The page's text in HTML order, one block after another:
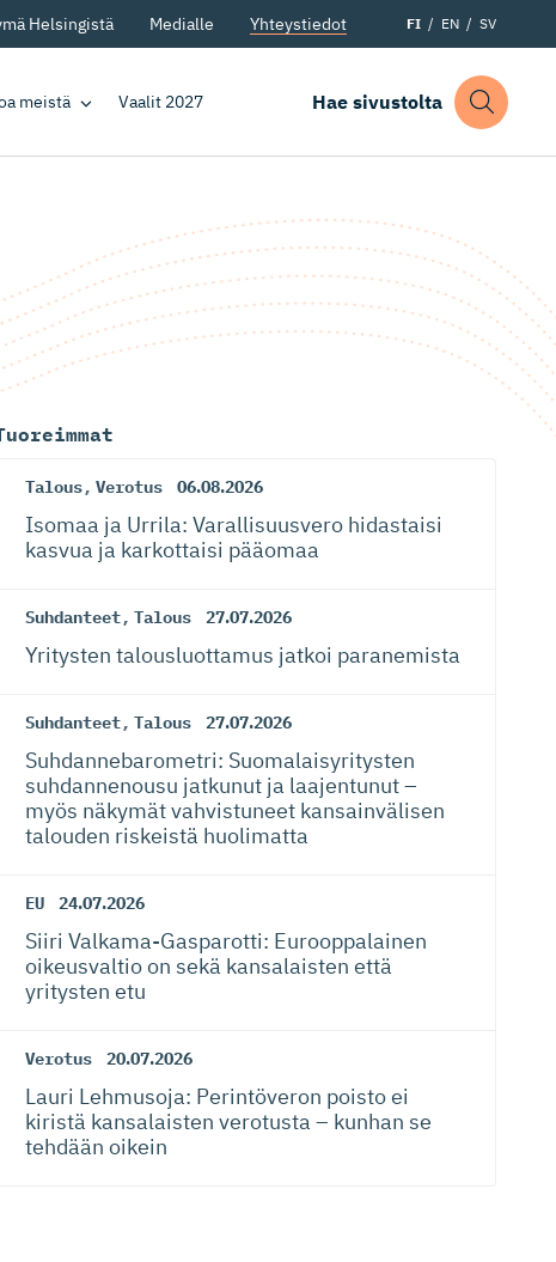
Helsingistä Medialle Yhteystiedot FI EN SV
meistä Vaalit 2027 Hae sivustolta
Talous, Verotus 06.08.2026
Isomaa ja Urrila: Varallisuusvero hidastaisi
kasvua ja karkottaisi pääomaa
Suhdanteet, Talous 27.07.2026
Yritysten talousluottamus jatkoi paranemista
Suhdanteet, Talous 27.07.2026
Suhdanneba­ro­metri: Suomalaisy­ri­tysten
suhdannenousu jatkunut ja laajentunut –
myös näkymät vahvistuneet kansainvälisen
talouden riskeistä huolimatta
EU 24.07.2026
Siiri Valkama-Gas­pa­rotti: Eurooppalainen
oikeusvaltio on sekä kansalaisten että
yritysten etu
Verotus 20.07.2026
Lauri Lehmusoja: Perintöveron poisto ei
kiristä kansalaisten verotusta – kunhan se
tehdään oikein